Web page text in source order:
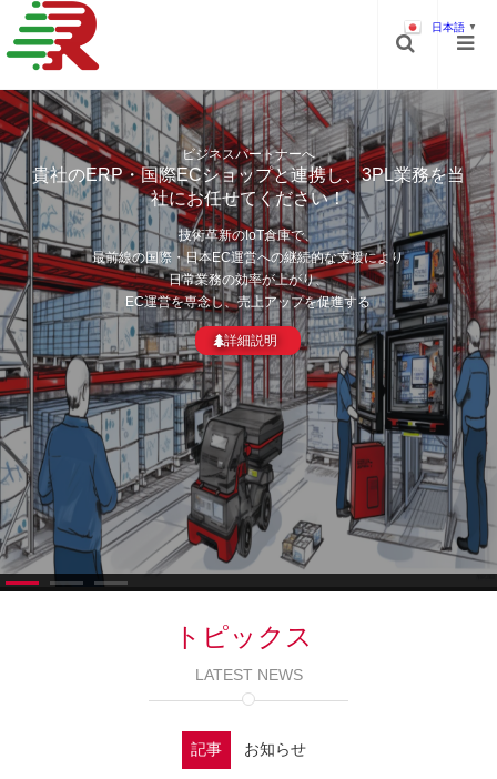
エンドユーザーへ
日本ECと越境ECを両立し、空間デザインと日常用品の
ブランドを目指す
我々のビジョンは人々がくつろぎ、
楽しむことができる独特かつ快適で
美しい空間を作り出すこと。
私たちの商品・サービスとデザイン理念を通じて、
客様に美しい感情や価値観を伝えることです。
詳細紹介
ビジネスパートナーへ
貴社のERP・国際ECショップと連携し、3PL業務を当
社にお任せてください！
技術革新のIoT倉庫で、
最前線の国際・日本EC運営への継続的な支援により
日常業務の効率が上がり、
EC運営を専念し、売上アップを促進する
詳細説明
クライアントへ
多年の経験を積み重ね、当業界プロの自負と言える
中国から日本に小包配送が便利で、
迅速かつ信頼性のある配送を提供しています。
お客様のニーズや予算に合わせて、適切なサービスを選択することができ
ます。
個人事業主の荷物からビジネス貨物向けの輸出入サポートまで
幅広く対応しています。
詳細紹介
エンドユーザーへ
日本ECと越境ECを両立し、空間デザインと日常用品の
ブランドを目指す
我々のビジョンは人々がくつろぎ、
楽しむことができる独特かつ快適で
美しい空間を作り出すこと。
私たちの商品・サービスとデザイン理念を通じて、
客様に美しい感情や価値観を伝えることです。
詳細紹介
ビジネスパートナーへ
貴社のERP・国際ECショップと連携し、3PL業務を当
社にお任せてください！
技術革新のIoT倉庫で、
最前線の国際・日本EC運営への継続的な支援により
日常業務の効率が上がり、
EC運営を専念し、売上アップを促進する
詳細説明
トピックス
LATEST NEWS
記事 お知らせ
日本語 ▼